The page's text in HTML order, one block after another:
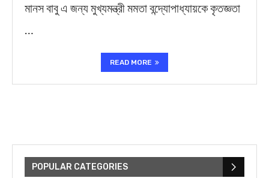
মানস বাবু এ জন্য মুখ্যমন্ত্রী মমতা বন্দ্যোপাধ্যায়কে কৃতজ্ঞতা
…
READ MORE
POPULAR CATEGORIES